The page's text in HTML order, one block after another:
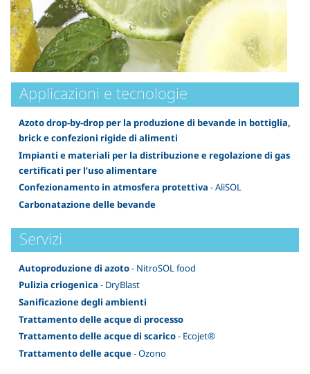
Applicazioni e tecnologie
Azoto drop-by-drop per la produzione di bevande in bottiglia,
brick e confezioni rigide di alimenti
Impianti e materiali per la distribuzione e regolazione di gas
certificati per l’uso alimentare
Confezionamento in atmosfera protettiva - AliSOL
Carbonatazione delle bevande
Servizi
Autoproduzione di azoto- NitroSOL food
Pulizia criogenica - DryBlast
Sanificazione degli ambienti
Trattamento delle acque di processo
Trattamento delle acque di scarico- Ecojet®
Trattamento delle acque- Ozono